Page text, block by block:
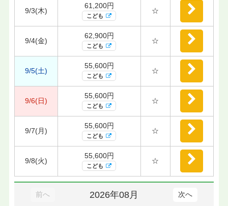
9/3(木)
61,200円
こども
☆
9/4(金)
62,900円
こども
☆
9/5(土)
55,600円
こども
☆
9/6(日)
55,600円
こども
☆
9/7(月)
55,600円
こども
☆
9/8(火)
55,600円
こども
☆
前へ 2026年08月 次へ